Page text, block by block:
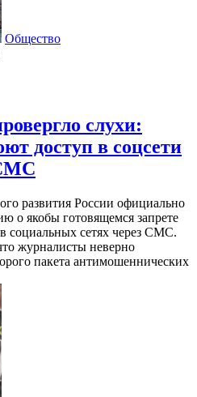
Общество
слухи:
доступ в соцсети
развития России официально
о якобы готовящемся запрете
социальных сетях через СМС.
журналисты неверно
пакета антимошеннических